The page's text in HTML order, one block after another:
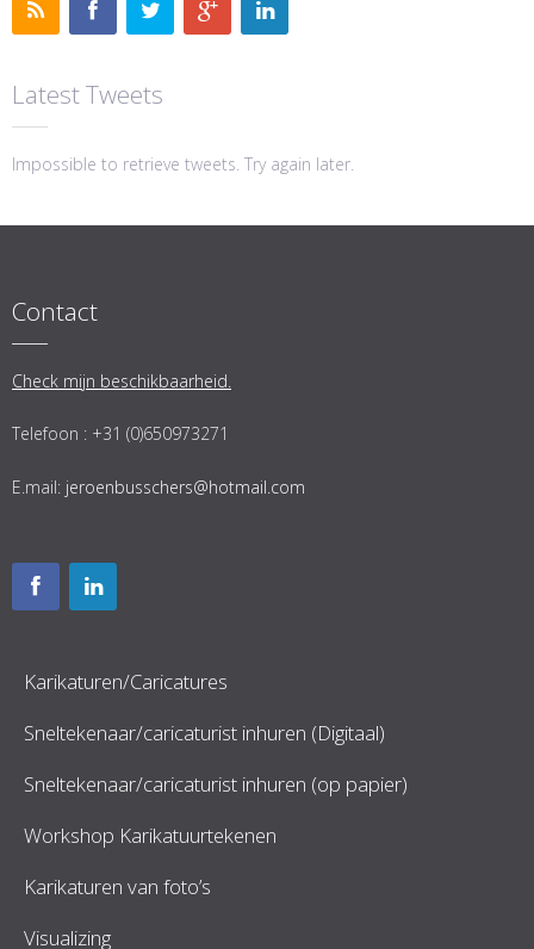
Latest Tweets
Impossible to retrieve tweets. Try again later.
Contact
Check mijn beschikbaarheid.
Telefoon : +31 (0)650973271
E.mail: jeroenbusschers@hotmail.com
Karikaturen/Caricatures
Sneltekenaar/caricaturist inhuren (Digitaal)
Sneltekenaar/caricaturist inhuren (op papier)
Workshop Karikatuurtekenen
Karikaturen van foto’s
Visualizing